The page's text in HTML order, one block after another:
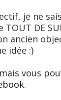
je ne
DE
ancien
idée :)
vous
.